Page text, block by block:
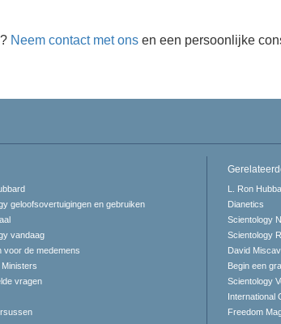
Neem contact met ons en een persoonlijke
geloofsovertuigingen en gebruiken
vandaag
voor de medemens
Ministers
vragen
L. Ron
Dianetics
Scientology
Scientology
David
Begin een
Scientology
International
Freedom